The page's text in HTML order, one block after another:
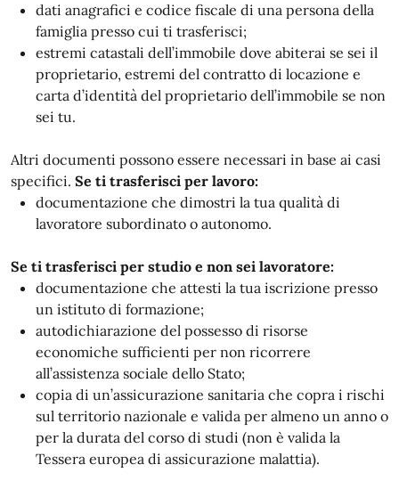
dati anagrafici e codice fiscale di una persona della
famiglia presso cui ti trasferisci;
estremi catastali dell’immobile dove abiterai se sei il
proprietario, estremi del contratto di locazione e
carta d’identità del proprietario dell’immobile se non
sei tu.
Altri documenti possono essere necessari in base ai casi
specifici. Se ti trasferisci per lavoro:
documentazione che dimostri la tua qualità di
lavoratore subordinato o autonomo.
Se ti trasferisci per studio e non sei lavoratore:
documentazione che attesti la tua iscrizione presso
un istituto di formazione;
autodichiarazione del possesso di risorse
economiche sufficienti per non ricorrere
all’assistenza sociale dello Stato;
copia di un’assicurazione sanitaria che copra i rischi
sul territorio nazionale e valida per almeno un anno o
per la durata del corso di studi (non è valida la
Tessera europea di assicurazione malattia).